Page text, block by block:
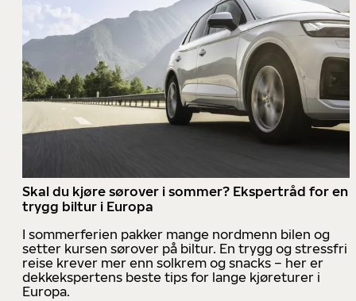
Skal du kjøre sørover i sommer? Ekspertråd for en
trygg biltur i Europa
I sommerferien pakker mange nordmenn bilen og
setter kursen sørover på biltur. En trygg og stressfri
reise krever mer enn solkrem og snacks – her er
dekkekspertens beste tips for lange kjøreturer i
Europa.